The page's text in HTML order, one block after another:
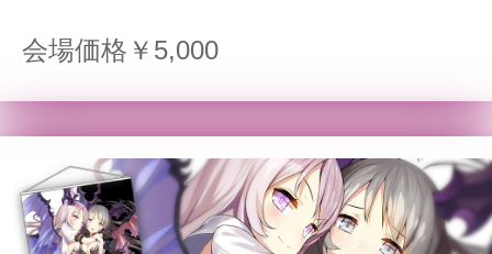
会場価格￥5,000